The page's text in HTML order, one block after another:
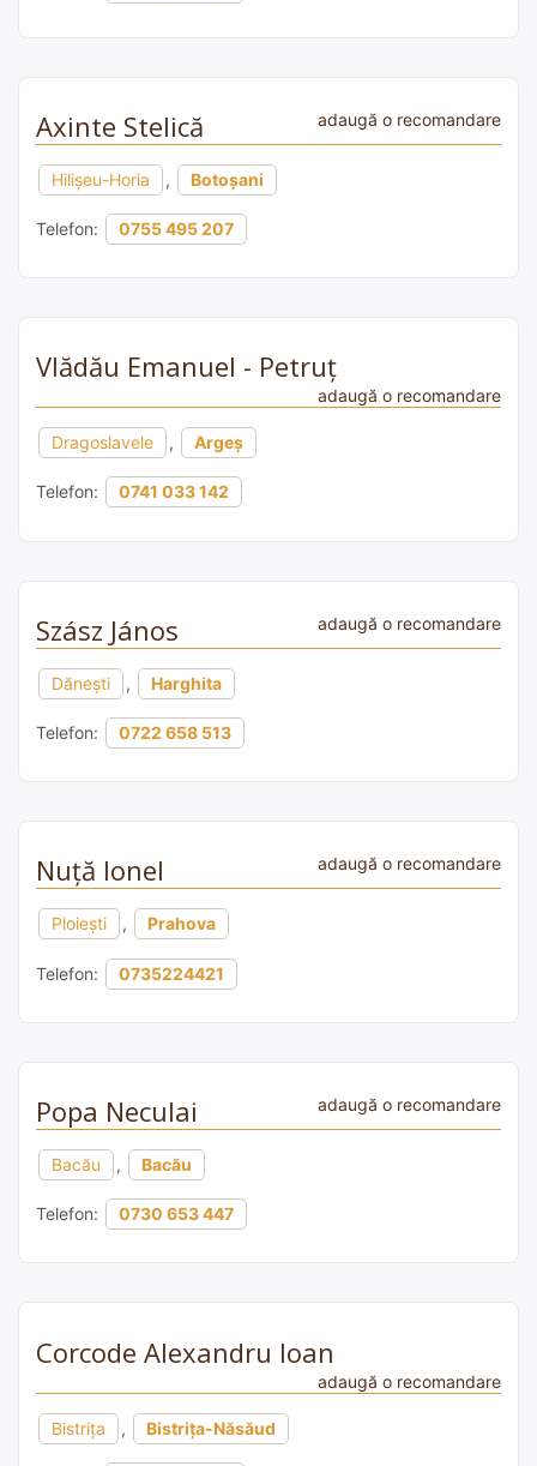
Axinte Stelică adaugă o recomandare
Hilișeu-Horia , Botoșani
Telefon: 0755 495 207
Vlădău Emanuel - Petruț
adaugă o recomandare
Dragoslavele , Argeș
Telefon: 0741 033 142
Szász János adaugă o recomandare
Dăneşti , Harghita
Telefon: 0722 658 513
Nuţă Ionel adaugă o recomandare
Ploiești , Prahova
Telefon: 0735224421
Popa Neculai adaugă o recomandare
Bacău , Bacău
Telefon: 0730 653 447
Corcode Alexandru Ioan
adaugă o recomandare
Bistrița , Bistrița-Năsăud